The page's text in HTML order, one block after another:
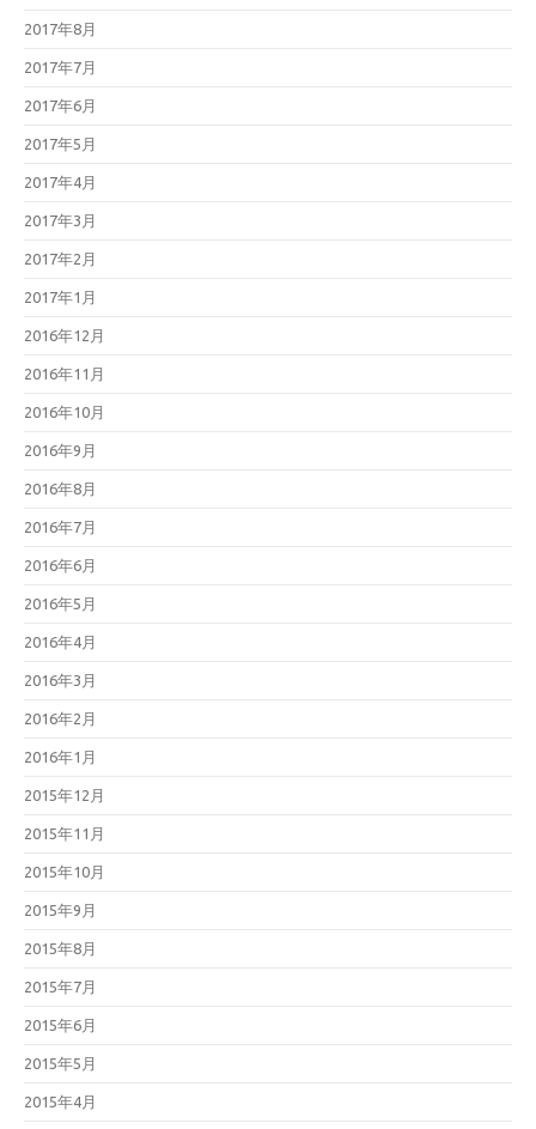
2017年8月
2017年7月
2017年6月
2017年5月
2017年4月
2017年3月
2017年2月
2017年1月
2016年12月
2016年11月
2016年10月
2016年9月
2016年8月
2016年7月
2016年6月
2016年5月
2016年4月
2016年3月
2016年2月
2016年1月
2015年12月
2015年11月
2015年10月
2015年9月
2015年8月
2015年7月
2015年6月
2015年5月
2015年4月